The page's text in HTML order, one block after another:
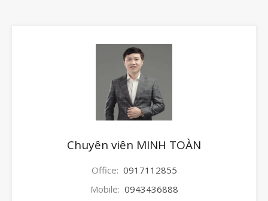
Chuyên viên MINH TOÀN
Office: 0917112855
Mobile: 0943436888